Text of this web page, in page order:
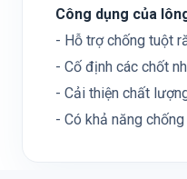
Công dụng của
- Hỗ trợ chống tuột
- Cố định các chốt
- Cải thiện chất
- Có khả năng